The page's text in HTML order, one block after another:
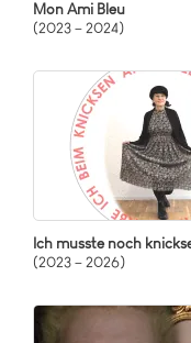
Mon Ami Bleu
(2023 – 2024)
Ich musste noch
(2023 – 2026)